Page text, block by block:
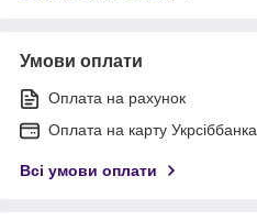
Умови оплати
Оплата на рахунок
Оплата на карту Укрсіббанка
Всі умови оплати